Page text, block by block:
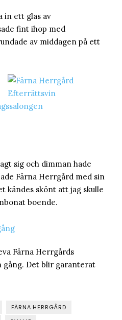
in ett glas av
fint ihop med
av middagen på ett
sig och dimman hade
Färna Herrgård med sin
kändes skönt att jag skulle
boende.
Färna Herrgårds
gång. Det blir garanterat
FÄRNA HERRGÅRD